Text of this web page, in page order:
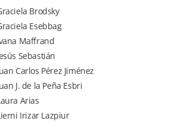
Brodsky
Esebbag
Maffrand
Sebastián
Carlos Pérez Jiménez
J. de la Peña Esbri
Arias
Irizar Lazpiur